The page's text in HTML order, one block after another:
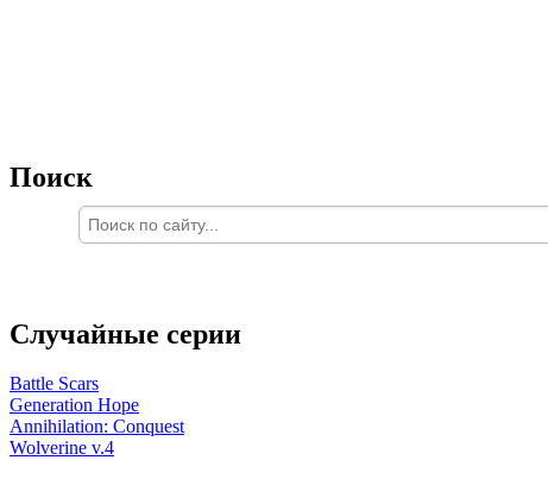
Поиск
Случайные серии
Battle Scars
Generation Hope
Annihilation: Conquest
Wolverine v.4